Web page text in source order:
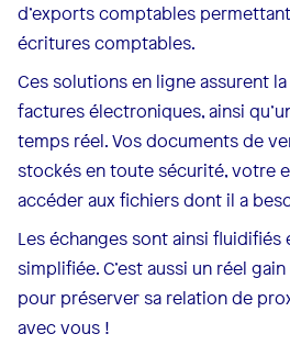
d’exports comptables
écritures comptables.
Ces solutions en ligne assurent
factures électroniques, ainsi
temps réel. Vos documents de
stockés en toute sécurité, votre
accéder aux fichiers dont il a
Les échanges sont ainsi fluidifiés
simplifiée. C’est aussi un réel
pour préserver sa relation de
avec vous !